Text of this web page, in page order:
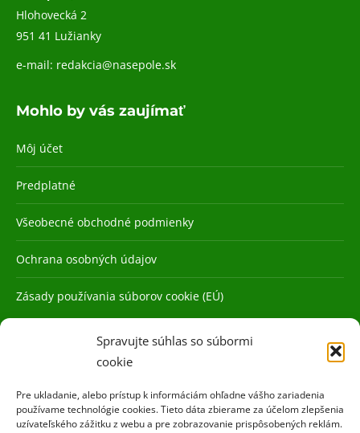
Spravujte súhlas so súbormi
cookie
Pre ukladanie, alebo prístup k informáciám ohľadne vášho zariadenia
používame technológie cookies. Tieto dáta zbierame za účelom zlepšenia
uzívateľského zážitku z webu a pre zobrazovanie prispôsobených reklám.
Hlohovecká 2
951 41 Lužianky
e-mail: redakcia@nasepole.sk
Mohlo by vás zaujímať
Môj účet
Predplatné
Všeobecné obchodné podmienky
Ochrana osobných údajov
Zásady používania súborov cookie (EÚ)